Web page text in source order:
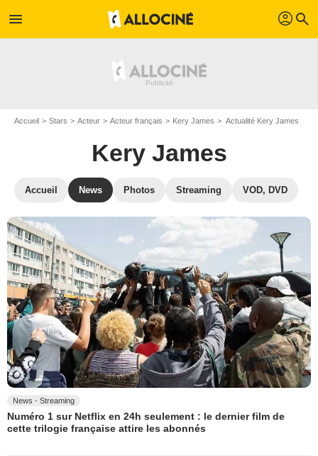
menu profil search
Accueil Stars Acteur Acteur français Kery James Actualité Kery James
Kery James
Accueil News Photos Streaming VOD, DVD
News - Streaming
Numéro 1 sur Netflix en 24h seulement : le dernier film de
cette trilogie française attire les abonnés